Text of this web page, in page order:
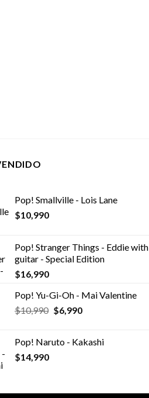
Pop! Smallville - Lois Lane
$10,990
Pop! Stranger Things - Eddie with
guitar - Special Edition
$16,990
Pop! Yu-Gi-Oh - Mai Valentine
$10,990 El
era:
$6,990El
es:
Pop! Naruto - Kakashi
$14,990